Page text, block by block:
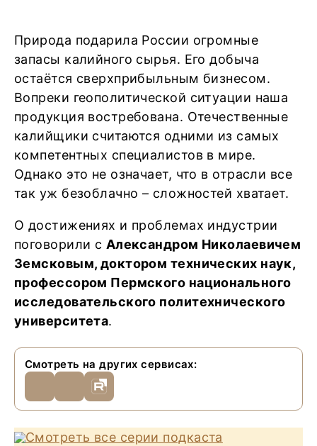
Природа подарила России огромные
запасы калийного сырья. Его добыча
остаётся сверхприбыльным бизнесом.
Вопреки геополитической ситуации наша
продукция востребована. Отечественные
калийщики считаются одними из самых
компетентных специалистов в мире.
Однако это не означает, что в отрасли все
так уж безоблачно – сложностей хватает.
О достижениях и проблемах индустрии
поговорили с Александром Николаевичем
Земсковым, доктором технических наук,
профессором Пермского национального
исследовательского политехнического
университета.
Смотреть на других сервисах:
Смотреть все серии подкаста